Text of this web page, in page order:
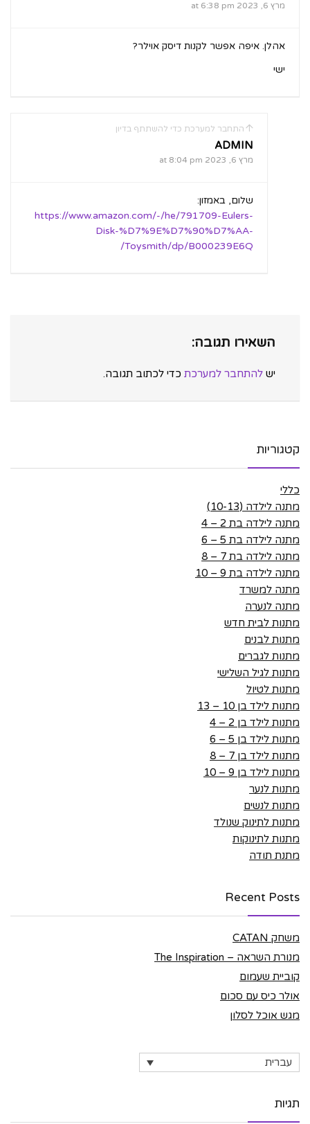
מרץ 6, 2023 at 6:38 pm
אהלן. איפה אפשר לקנות דיסק אוילר?
ישי
התחבר למערכת כדי להשתתף בדיון
ADMIN
מרץ 6, 2023 at 8:04 pm
שלום, באמזון:
https://www.amazon.com/-/he/791709-Eulers-
Disk-%D7%9E%D7%90%D7%AA-
Toysmith/dp/B000239E6Q/
השאירו תגובה:
יש להתחבר למערכת כדי לכתוב תגובה.
קטגוריות
כללי
מתנה לילדה (10-13)
מתנה לילדה בת 2 – 4
מתנה לילדה בת 5 – 6
מתנה לילדה בת 7 – 8
מתנה לילדה בת 9 – 10
מתנה למשרד
מתנה לנערה
מתנות לבית חדש
מתנות לבנים
מתנות לגברים
מתנות לגיל השלישי
מתנות לטיול
מתנות לילד בן 10 – 13
מתנות לילד בן 2 – 4
מתנות לילד בן 5 – 6
מתנות לילד בן 7 – 8
מתנות לילד בן 9 – 10
מתנות לנער
מתנות לנשים
מתנות לתינוק שנולד
מתנות לתינוקות
מתנת תודה
Recent Posts
משחק CATAN
מנורת השראה – The Inspiration
קוביית שעמום
אולר כיס עם סכום
מגש אוכל לסלון
עברית
תגיות